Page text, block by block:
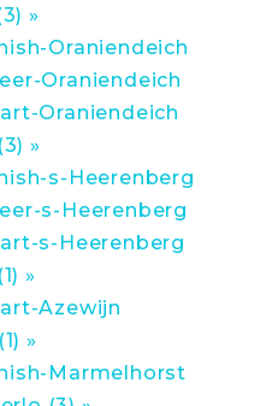
»
Oraniendeich
Oraniendeich
Oraniendeich
»
s-Heerenberg
s-Heerenberg
s-Heerenberg
»
Azewijn
»
Marmelhorst